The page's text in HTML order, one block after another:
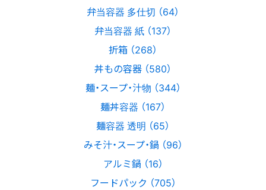
弁当容器 多仕切 （64）
弁当容器 紙 （137）
折箱 （268）
丼もの容器 （580）
麺・スープ・汁物 （344）
麺丼容器 （167）
麺容器 透明 （65）
みそ汁・スープ・鍋 （96）
アルミ鍋 （16）
フードパック （705）